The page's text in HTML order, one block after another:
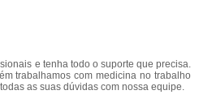
e tenha todo o suporte que precisa.
trabalhamos com medicina no trabalho
as suas dúvidas com nossa equipe.